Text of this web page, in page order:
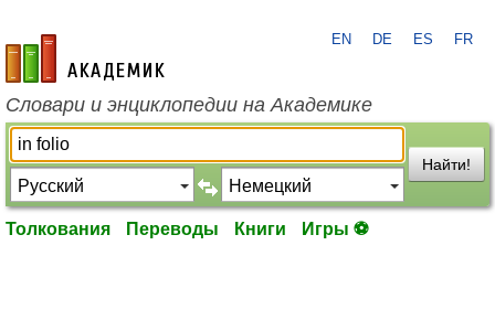
academic.ru
EN DE ES FR
Словари и энциклопедии на Академике
Найти!
Толкования Переводы Книги Игры ⚽